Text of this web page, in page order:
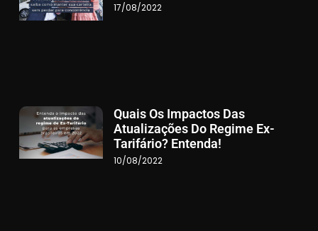
17/08/2022
Quais Os Impactos Das
Atualizações Do Regime Ex-
Tarifário? Entenda!
10/08/2022